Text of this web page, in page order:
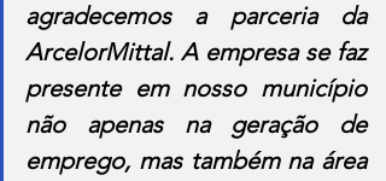
agradecemos a parceria da
ArcelorMittal. A empresa se faz
presente em nosso município
não apenas na geração de
emprego, mas também na área